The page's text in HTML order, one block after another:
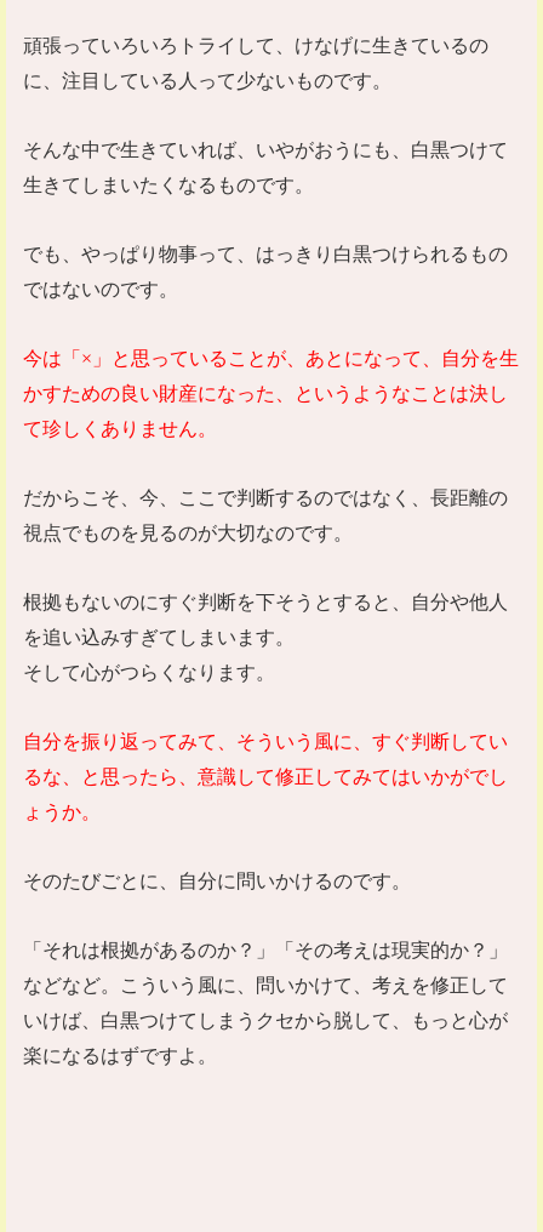
頑張っていろいろトライして、けなげに生きているの
に、注目している人って少ないものです。
そんな中で生きていれば、いやがおうにも、白黒つけて
生きてしまいたくなるものです。
でも、やっぱり物事って、はっきり白黒つけられるもの
ではないのです。
今は「 × 」と思っていることが、あとになって、自分を生
かすための良い財産になった、というようなことは決し
て珍しくありません。
だからこそ、今、ここで判断するのではなく、長距離の
視点でものを見るのが大切なのです。
根拠もないのにすぐ判断を下そうとすると、自分や他人
を追い込みすぎてしまいます。
そして心がつらくなります。
自分を振り返ってみて、そういう風に、すぐ判断してい
るな、と思ったら、意識して修正してみてはいかがでし
ょうか。
そのたびごとに、自分に問いかけるのです。
「それは根拠があるのか？」「その考えは現実的か？」
などなど。こういう風に、問いかけて、考えを修正して
いけば、白黒つけてしまうクセから脱して、もっと心が
楽になるはずですよ。